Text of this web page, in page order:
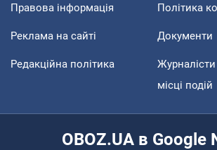
Правова інформація Політика
Реклама на сайті Документи
Редакційна політика
місці подій
OBOZ.UA в Google